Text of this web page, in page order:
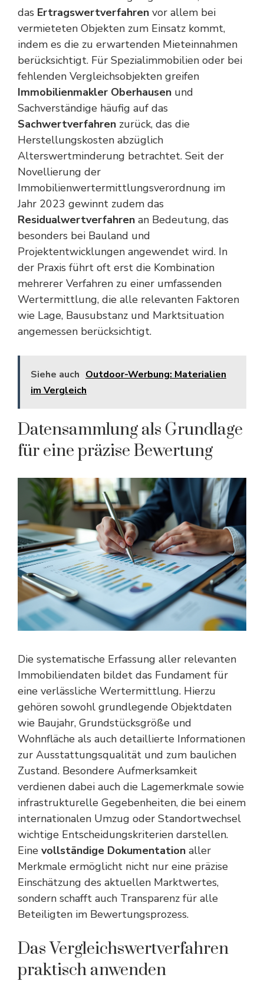
das Ertragswertverfahren vor allem bei
vermieteten Objekten zum Einsatz kommt,
indem es die zu erwartenden Mieteinnahmen
berücksichtigt. Für Spezialimmobilien oder bei
fehlenden Vergleichsobjekten greifen
Immobilienmakler Oberhausen und
Sachverständige häufig auf das
Sachwertverfahren zurück, das die
Herstellungskosten abzüglich
Alterswertminderung betrachtet. Seit der
Novellierung der
Immobilienwertermittlungsverordnung im
Jahr 2023 gewinnt zudem das
Residualwertverfahren an Bedeutung, das
besonders bei Bauland und
Projektentwicklungen angewendet wird. In
der Praxis führt oft erst die Kombination
mehrerer Verfahren zu einer umfassenden
Wertermittlung, die alle relevanten Faktoren
wie Lage, Bausubstanz und Marktsituation
angemessen berücksichtigt.
Siehe auch Outdoor-Werbung: Materialien
im Vergleich
Datensammlung als Grundlage
für eine präzise Bewertung
Die systematische Erfassung aller relevanten
Immobiliendaten bildet das Fundament für
eine verlässliche Wertermittlung. Hierzu
gehören sowohl grundlegende Objektdaten
wie Baujahr, Grundstücksgröße und
Wohnfläche als auch detaillierte Informationen
zur Ausstattungsqualität und zum baulichen
Zustand. Besondere Aufmerksamkeit
verdienen dabei auch die Lagemerkmale sowie
infrastrukturelle Gegebenheiten, die bei einem
internationalen Umzug oder Standortwechsel
wichtige Entscheidungskriterien darstellen.
Eine vollständige Dokumentation aller
Merkmale ermöglicht nicht nur eine präzise
Einschätzung des aktuellen Marktwertes,
sondern schafft auch Transparenz für alle
Beteiligten im Bewertungsprozess.
Das Vergleichswertverfahren
praktisch anwenden